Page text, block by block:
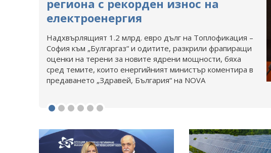
региона с рекорден износ на
електроенергия
Надхвърлящият 1.2 млрд. евро дълг на Топлофикация –
София към „Булгаргаз“ и одитите, разкрили фрапиращи
оценки на терени за новите ядрени мощности, бяха
сред темите, които енергийният министър коментира в
предаването „Здравей, България“ на NOVA